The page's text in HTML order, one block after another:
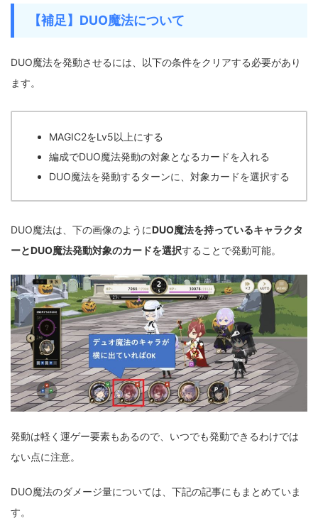
【補足】DUO魔法について
DUO魔法を発動させるには、以下の条件をクリアする必要があり
ます。
MAGIC2をLv5以上にする
編成でDUO魔法発動の対象となるカードを入れる
DUO魔法を発動するターンに、対象カードを選択する
DUO魔法は、下の画像のようにDUO魔法を持っているキャラクタ
ーとDUO魔法発動対象のカードを選択することで発動可能。
発動は軽く運ゲー要素もあるので、いつでも発動できるわけでは
ない点に注意。
DUO魔法のダメージ量については、下記の記事にもまとめていま
す。